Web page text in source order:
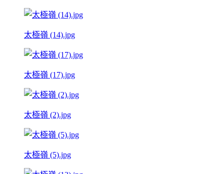
太極嶺 (14).jpg
太極嶺 (17).jpg
太極嶺 (2).jpg
太極嶺 (5).jpg